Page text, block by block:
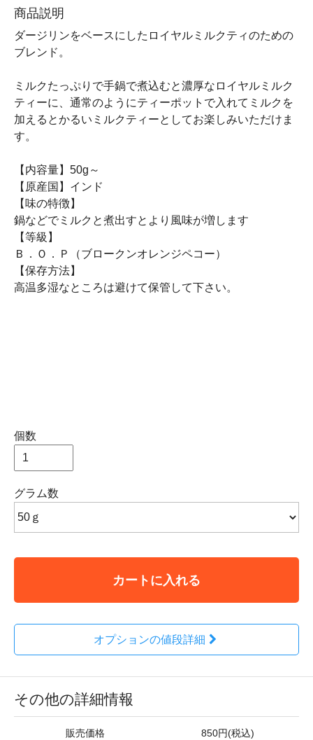
商品説明
ダージリンをベースにしたロイヤルミルクティのための
ブレンド。
ミルクたっぷりで手鍋で煮込むと濃厚なロイヤルミルク
ティーに、通常のようにティーポットで入れてミルクを
加えるとかるいミルクティーとしてお楽しみいただけま
す。
【内容量】50g～
【原産国】インド
【味の特徴】
鍋などでミルクと煮出すとより風味が増します
【等級】
Ｂ．Ｏ．Ｐ（ブロークンオレンジペコー）
【保存方法】
高温多湿なところは避けて保管して下さい。
個数
グラム数
カートに入れる
オプションの値段詳細
その他の詳細情報
販売価格 850円(税込)